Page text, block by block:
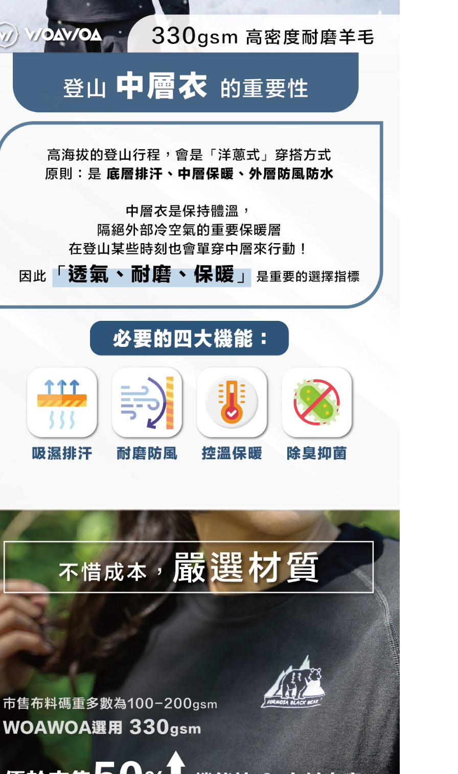
個人情報の処理、利用について疑問がある、または関連する法律の権利
cs_tw@netprotections.co.jp
にご連絡ください。上記に示した個人情報
を、必要な購入注文書とあわせてAFTEEにご提供いただく、または
AFTEEにあなたの個人情報の収集、処理、利用を許可することににご同